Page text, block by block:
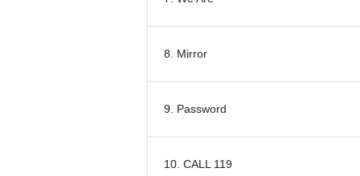
8. Mirror
9. Password
10. CALL 119